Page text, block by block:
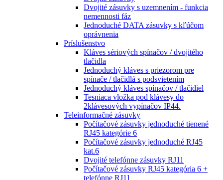
Dvojité zásuvky s uzemnením - funkcia
nemennosti fáz
Jednoduché DATA zásuvky s kľúčom
oprávnenia
Príslušenstvo
Kláves sériových spínačov / dvojitého
tlačidla
Jednoduchý kláves s priezorom pre
spínače / tlačidlá s podsvietením
Jednoduchý kláves spínačov / tlačidiel
Tesniaca vložka pod klávesy do
2klávesových vypínačov IP44.
Teleinformačné zásuvky
Počítačové zásuvky jednoduché tienené
RJ45 kategórie 6
Počítačové zásuvky jednoduché RJ45
kat.6
Dvojité telefónne zásuvky RJ11
Počítačové zásuvky RJ45 kategória 6 +
telefónne RJ11